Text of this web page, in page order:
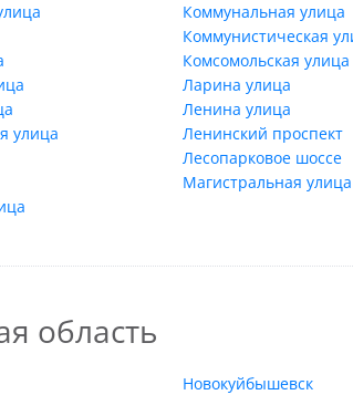
улица
Коммунальная улица
Коммунистическая
Комсомольская улица
Ларина улица
Ленина улица
Ленинский проспект
Лесопарковое шоссе
Магистральная улица
область
Новокуйбышевск